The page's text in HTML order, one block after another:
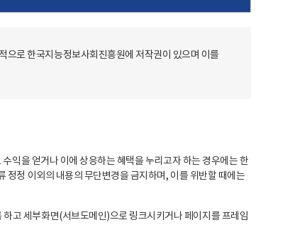
으로 한국지능정보사회진흥원에 저작권이 있으며 이를
익을 얻거나 이에 상응하는 혜택을 누리고자 하는 경우에는 한
정정 이외의 내용의 무단변경을 금지하며, 이를 위반할 때에는
고 세부화면(서브도메인)으로 링크시키거나 페이지를 프레임